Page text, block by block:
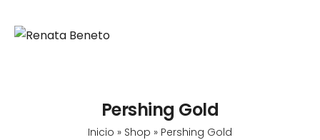
Pershing Gold
Inicio » Shop » Pershing Gold